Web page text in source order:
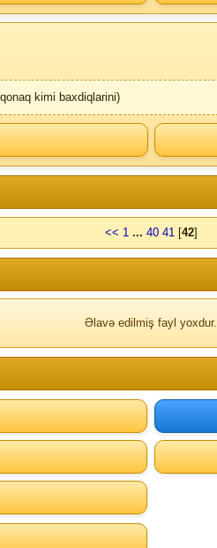
kimi baxdiqlarini)
<< 1 ... 40 41[42]
Əlavə edilmiş fayl yoxdur.